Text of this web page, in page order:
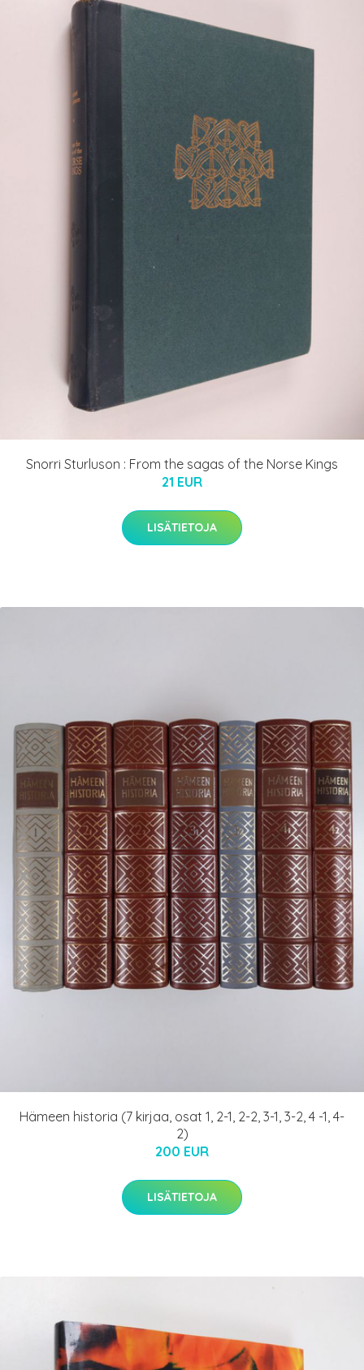
Snorri Sturluson : From the sagas of the Norse Kings
21 EUR
LISÄTIETOJA
Hämeen historia (7 kirjaa, osat 1, 2-1, 2-2, 3-1, 3-2, 4 -1, 4-
2)
200 EUR
LISÄTIETOJA